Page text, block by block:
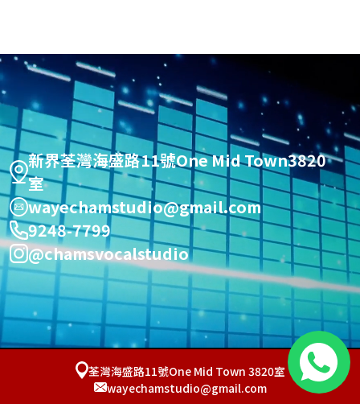
新界荃灣海盛路11號One Mid Town3820
室
wayechamstudio@gmail.com
9248-7799
@chamsvocalstudio
荃灣海盛路11號One Mid Town 3820室
wayechamstudio@gmail.com